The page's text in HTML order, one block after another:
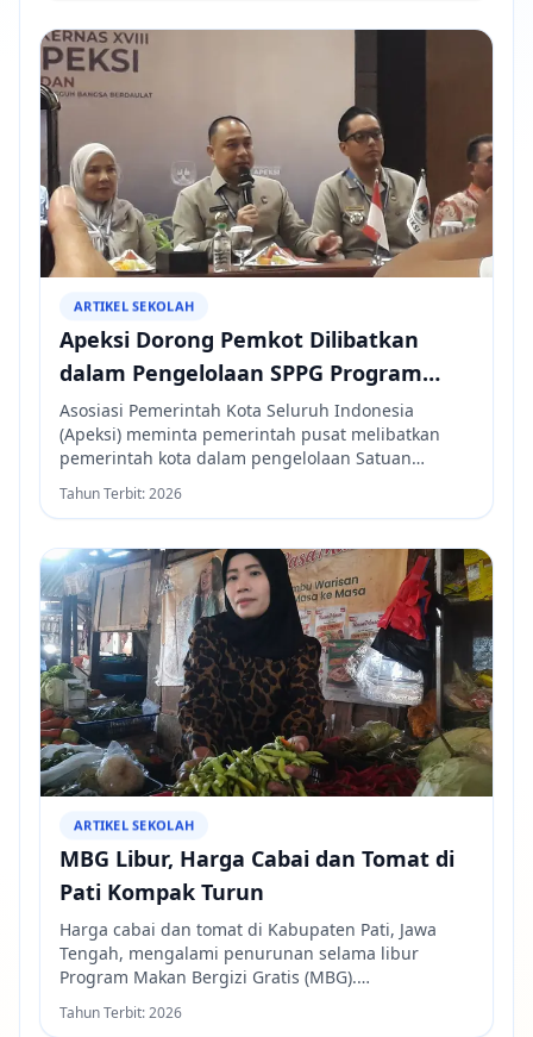
ARTIKEL SEKOLAH
Apeksi Dorong Pemkot Dilibatkan
dalam Pengelolaan SPPG Program
MBG
Asosiasi Pemerintah Kota Seluruh Indonesia
(Apeksi) meminta pemerintah pusat melibatkan
pemerintah kota dalam pengelolaan Satuan
Pelayanan Pemenuhan Gizi (SPPG) Program Makan
Bergizi Gratis (MBG). Apeksi juga menyoroti masih
kerja dari luar daerah sehingga manfaat ekonomi
bagi masyarakat setempat belum optimal.
Tahun Terbit:2026
ARTIKEL SEKOLAH
MBG Libur, Harga Cabai dan Tomat di
Pati Kompak Turun
Harga cabai dan tomat di Kabupaten Pati, Jawa
Tengah, mengalami penurunan selama libur
Program Makan Bergizi Gratis (MBG).
Berkurangnya permintaan dari dapur Satuan
Pelayanan Pemenuhan Gizi (SPPG) disebut menjadi
Tahun Terbit:2026